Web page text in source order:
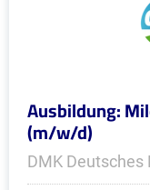
Ausbildung:
(m/w/d)
DMK